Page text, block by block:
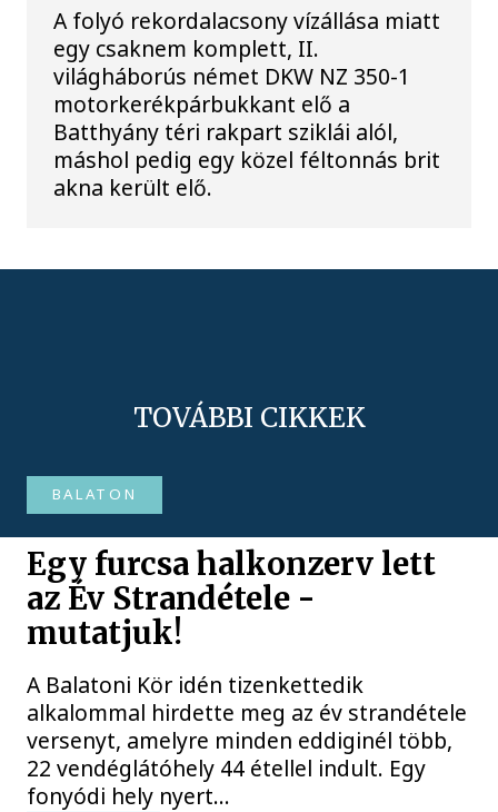
A folyó rekordalacsony vízállása miatt
egy csaknem komplett, II.
világháborús német DKW NZ 350-1
motorkerékpárbukkant elő a
Batthyány téri rakpart sziklái alól,
máshol pedig egy közel féltonnás brit
akna került elő.
TOVÁBBI CIKKEK
BALATON
Egy furcsa halkonzerv lett
az Év Strandétele -
mutatjuk!
A Balatoni Kör idén tizenkettedik
alkalommal hirdette meg az év strandétele
versenyt, amelyre minden eddiginél több,
22 vendéglátóhely 44 étellel indult. Egy
fonyódi hely nyert...